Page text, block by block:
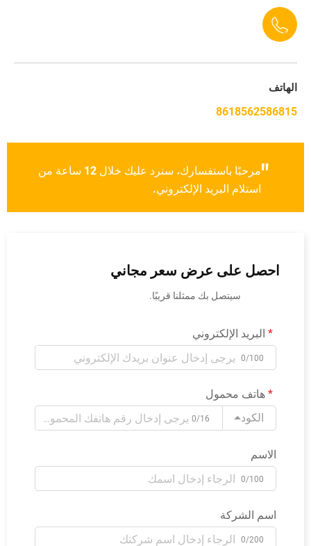
مرحبًا باستفسارك، سنرد عليك خلال 12 ساعة من
استلام البريد الإلكتروني.
احصل على عرض سعر مجاني
سيتصل بك ممثلنا قريبًا.
البريد الإلكتروني
0/100
هاتف محمول
الاسم
0/100
اسم الشركة
0/200